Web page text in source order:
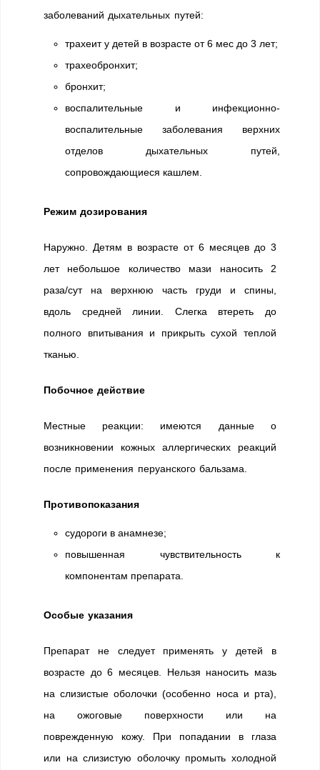
заболеваний дыхательных путей:
трахеит у детей в возрасте от 6 мес до 3 лет;
трахеобронхит;
бронхит;
воспалительные и инфекционно-
воспалительные заболевания верхних
отделов дыхательных путей,
сопровождающиеся кашлем.
Режим дозирования
Наружно. Детям в возрасте от 6 месяцев до 3
лет небольшое количество мази наносить 2
раза/сут на верхнюю часть груди и спины,
вдоль средней линии. Слегка втереть до
полного впитывания и прикрыть сухой теплой
тканью.
Побочное действие
Местные реакции: имеются данные о
возникновении кожных аллергических реакций
после применения перуанского бальзама.
Противопоказания
судороги в анамнезе;
повышенная чувствительность к
компонентам препарата.
Особые указания
Препарат не следует применять у детей в
возрасте до 6 месяцев. Нельзя наносить мазь
на слизистые оболочки (особенно носа и рта),
на ожоговые поверхности или на
поврежденную кожу. При попадании в глаза
или на слизистую оболочку промыть холодной